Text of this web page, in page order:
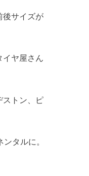
後サイズが
イヤ屋さん
ストン、ピ
タルに。